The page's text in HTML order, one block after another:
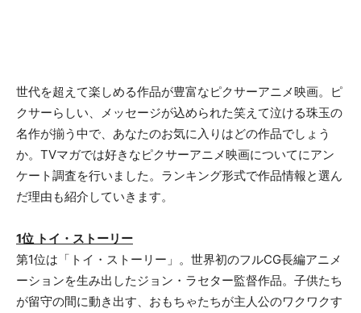
世代を超えて楽しめる作品が豊富なピクサーアニメ映画。ピ
クサーらしい、メッセージが込められた笑えて泣ける珠玉の
名作が揃う中で、あなたのお気に入りはどの作品でしょう
か。TVマガでは好きなピクサーアニメ映画についてにアン
ケート調査を行いました。ランキング形式で作品情報と選ん
だ理由も紹介していきます。
1位 トイ・ストーリー
第1位は「トイ・ストーリー」。世界初のフルCG長編アニメ
ーションを生み出したジョン・ラセター監督作品。子供たち
が留守の間に動き出す、おもちゃたちが主人公のワクワクす